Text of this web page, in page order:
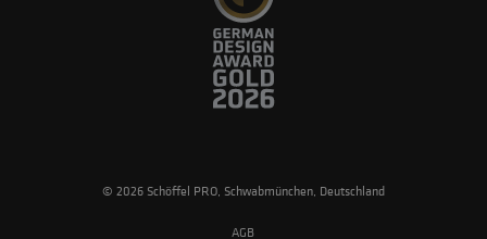
© 2026 Schöffel PRO, Schwabmünchen, Deutschland
AGB